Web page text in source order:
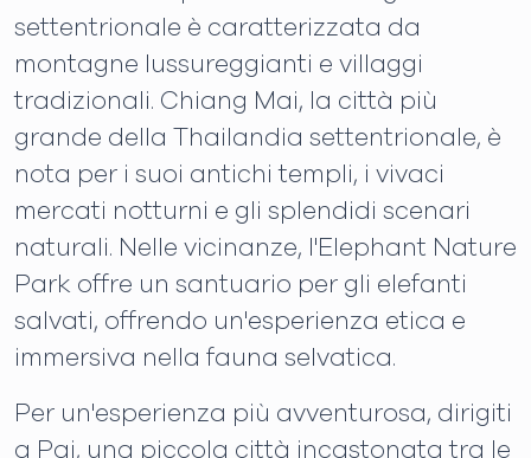
settentrionale è caratterizzata da
montagne lussureggianti e villaggi
tradizionali. Chiang Mai, la città più
grande della Thailandia settentrionale, è
nota per i suoi antichi templi, i vivaci
mercati notturni e gli splendidi scenari
naturali. Nelle vicinanze, l'Elephant Nature
Park offre un santuario per gli elefanti
salvati, offrendo un'esperienza etica e
immersiva nella fauna selvatica.
Per un'esperienza più avventurosa, dirigiti
a Pai, una piccola città incastonata tra le